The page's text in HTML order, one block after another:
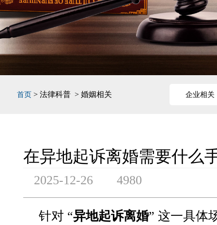
首页 > 法律科普 > 婚姻相关 企业相关
在异地起诉离婚需要什么
2025-12-26 4980
针对 “异地起诉离婚” 这一具体